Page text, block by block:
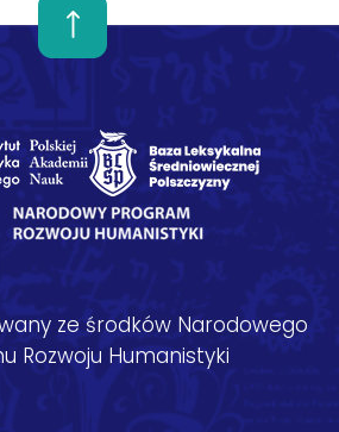
ze środków Narodowego
Rozwoju Humanistyki